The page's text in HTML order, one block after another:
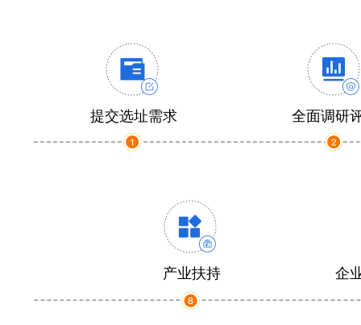
提交选址需求 全面调研
产业扶持 企